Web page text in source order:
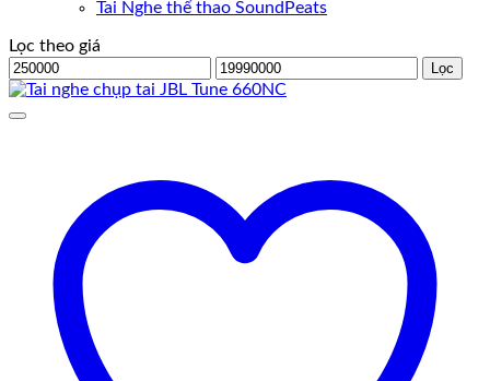
Tai Nghe thể thao SoundPeats
Lọc theo giá
Giá
tối
Giá
tối
Lọc